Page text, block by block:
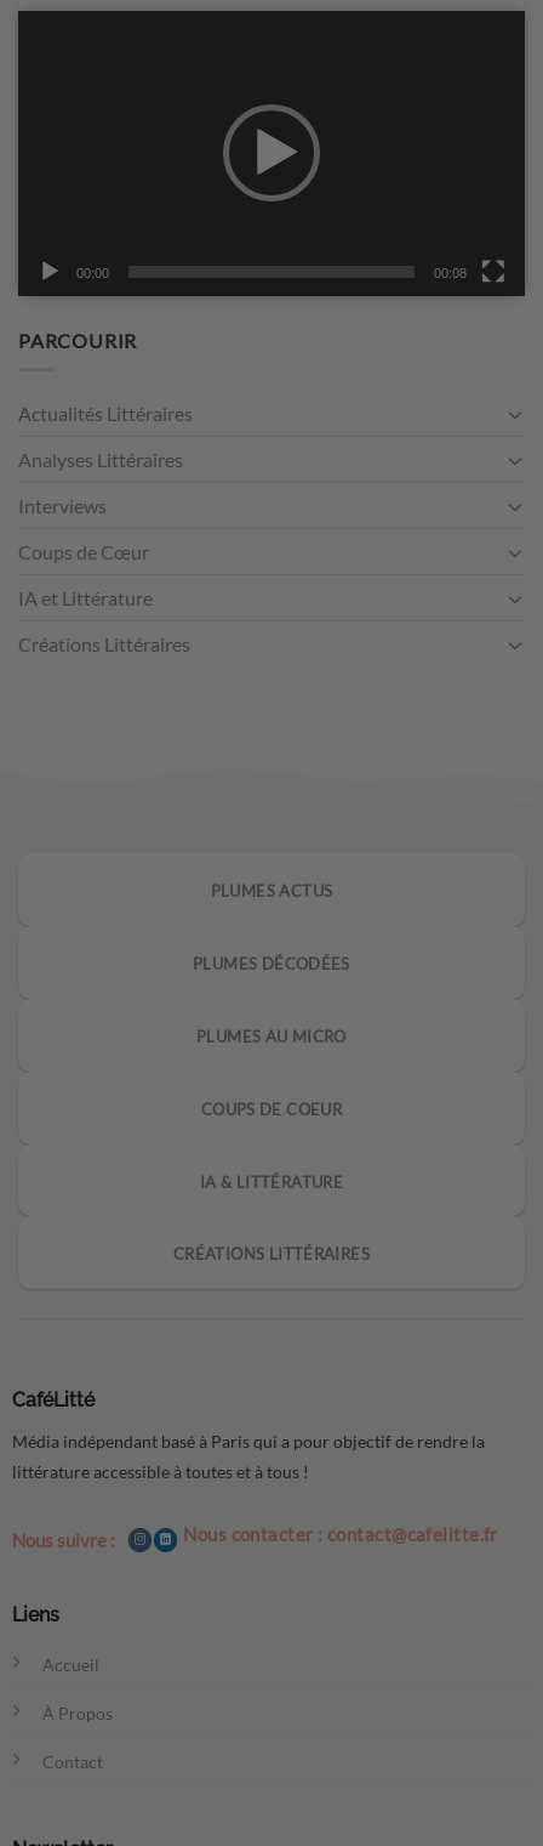
00:00 00:08
PARCOURIR
Actualités Littéraires
Analyses Littéraires
Interviews
Coups de Cœur
IA et Littérature
Créations Littéraires
PLUMES ACTUS
PLUMES DÉCODÉES
PLUMES AU MICRO
COUPS DE COEUR
IA & LITTÉRATURE
CRÉATIONS LITTÉRAIRES
CaféLitté
Média indépendant basé à Paris qui a pour objectif de rendre la
littérature accessible à toutes et à tous !
Nous suivre : Nous contacter : contact@cafelitte.fr
Liens
Accueil
À Propos
Contact